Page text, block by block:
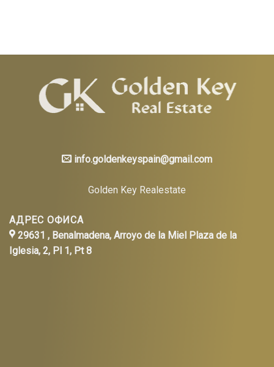
info.goldenkeyspain@gmail.com
Golden Key Realestate
АДРЕС ОФИСА
29631 , Benalmadena, Arroyo de la Miel Plaza de la
Iglesia, 2, Pl 1, Pt 8